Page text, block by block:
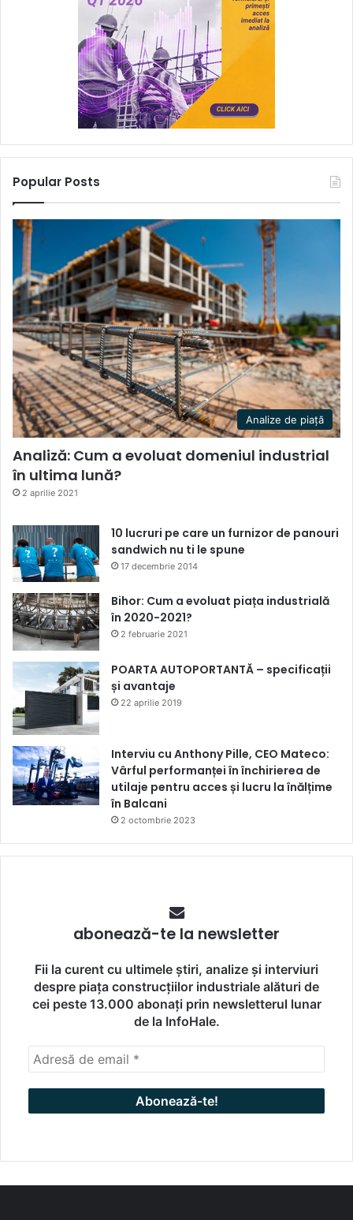
Popular Posts
Analize de piață
Analiză: Cum a evoluat domeniul industrial
în ultima lună?
2 aprilie 2021
10 lucruri pe care un furnizor de panouri
sandwich nu ti le spune
17 decembrie 2014
Bihor: Cum a evoluat piața industrială
în 2020-2021?
2 februarie 2021
POARTA AUTOPORTANTĂ – specificații
și avantaje
22 aprilie 2019
Interviu cu Anthony Pille, CEO Mateco:
Vârful performanței în închirierea de
utilaje pentru acces și lucru la înălțime
în Balcani
2 octombrie 2023
abonează-te la newsletter
Fii la curent cu ultimele știri, analize și interviuri
despre piața construcțiilor industriale alături de
cei peste 13.000 abonați prin newsletterul lunar
de la InfoHale.